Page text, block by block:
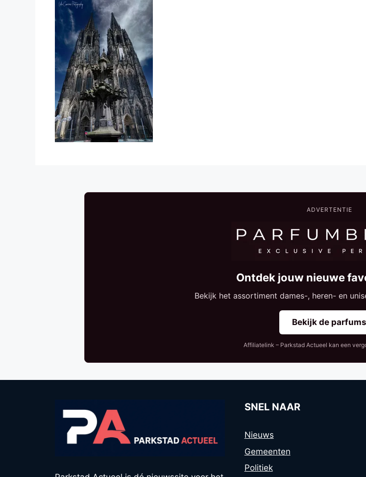
ADVERTENTIE
Ontdek jouw nieuwe
Bekijk het assortiment dames-, heren- en
Bekijk de parfums
Affiliatelink – Parkstad Actueel kan een
SNEL NAAR
Nieuws
Gemeenten
Politiek